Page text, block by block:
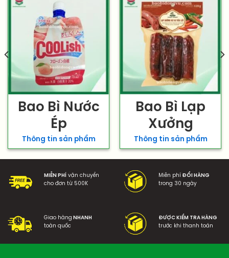
Bao Bì Nước
Ép
Thông tin sản phẩm
Bao Bì Lạp
Xưởng
Thông tin sản phẩm
MIỄN PHÍ vận chuyển
cho đơn từ 500K
Miễn phí ĐỔI HÀNG
trong 30 ngày
Giao hàng NHANH
toàn quốc
ĐƯỢC KIỂM TRA HÀNG
trước khi thanh toán